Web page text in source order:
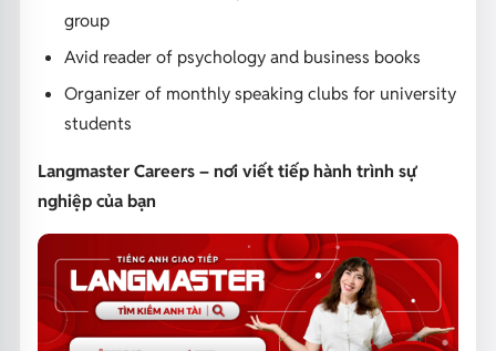
group
Avid reader of psychology and business books
Organizer of monthly speaking clubs for university
students
Langmaster Careers – nơi viết tiếp hành trình sự
nghiệp của bạn